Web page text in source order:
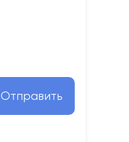
Отправить